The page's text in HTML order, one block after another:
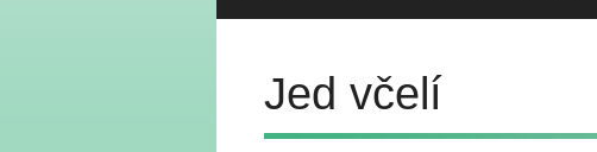
Jed včelí